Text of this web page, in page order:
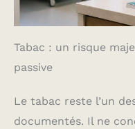
Tabac : un risque
passive
Le tabac reste l’un
documentés. Il ne